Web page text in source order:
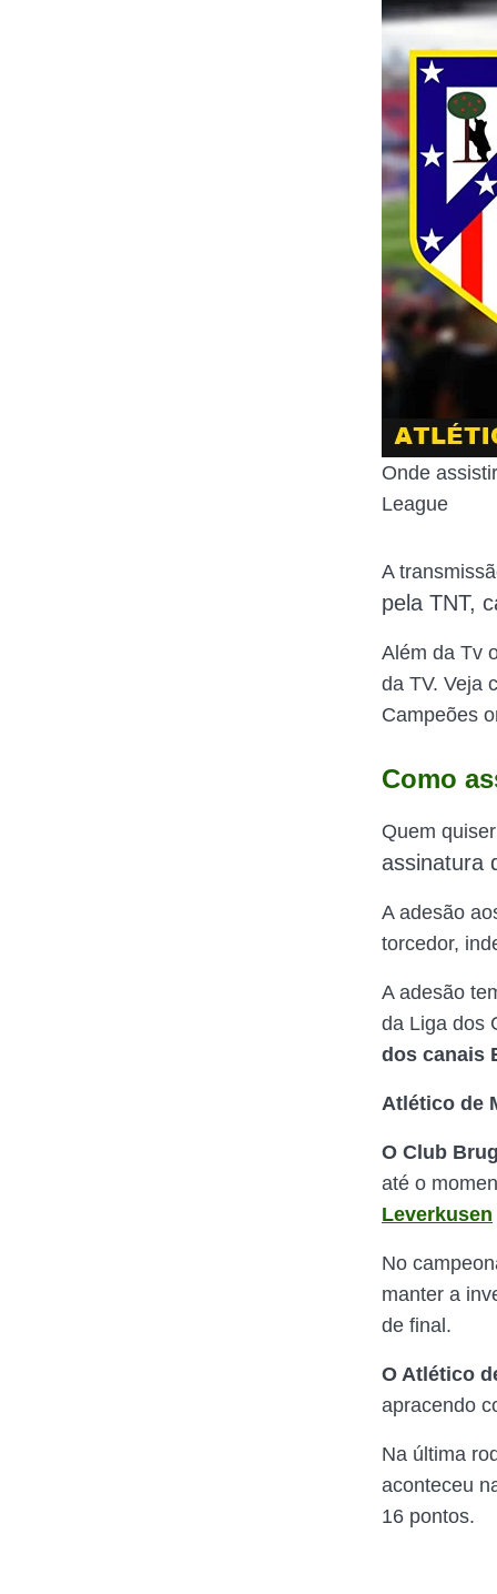
Onde
League
A
pela TNT,
Além da Tv
da TV. Veja
Campeões
Como
Quem
assinatura
A adesão
torcedor,
A adesão
da Liga dos
dos canais
Atlético de
O Club
até o
Leverkusen
No
manter a
de final.
O Atlético
apracendo
Na última
aconteceu
16 pontos.